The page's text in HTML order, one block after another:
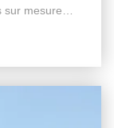
sur mesure